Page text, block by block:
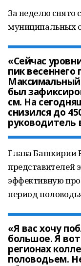
За неделю снято
муниципальных
«Сейчас
пик
был
см. На
снизился до
руководитель
Глава Башкирии
представителей
эффективную
период
«Я вас хочу
большое. Я
регионах
половодьем.